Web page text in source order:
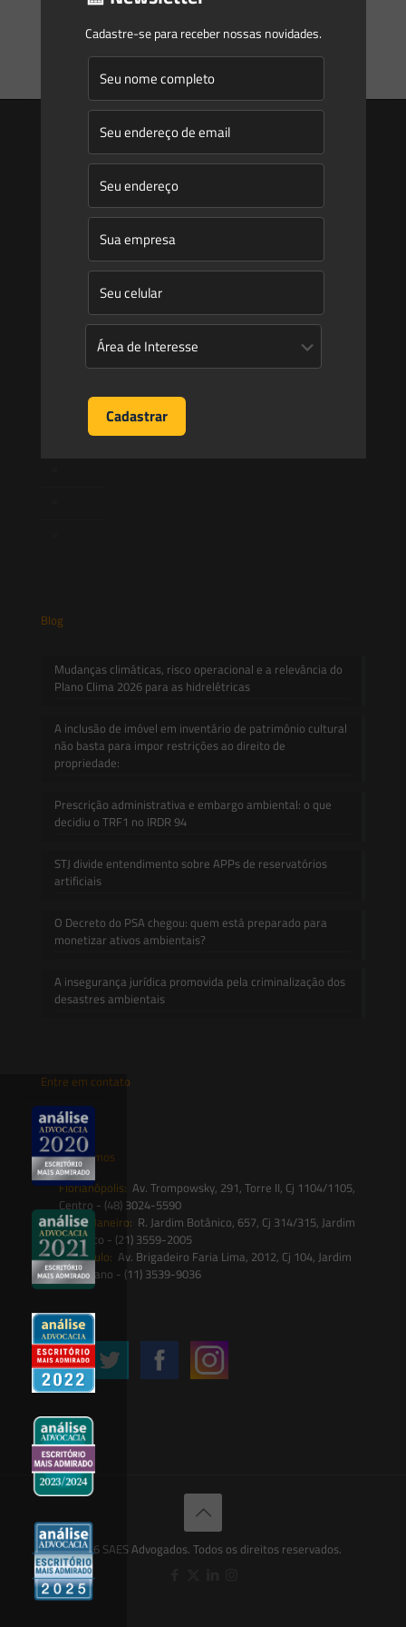
0 Read more
Quem Somos
Equipe
Newsletter
Publicações
Artigos
Blog
Mudanças climáticas, risco operacional e a relevância do
Plano Clima 2026 para as hidrelétricas
A inclusão de imóvel em inventário de patrimônio cultural
não basta para impor restrições ao direito de
propriedade:
Prescrição administrativa e embargo ambiental: o que
decidiu o TRF1 no IRDR 94
STJ divide entendimento sobre APPs de reservatórios
artificiais
O Decreto do PSA chegou: quem está preparado para
monetizar ativos ambientais?
A insegurança jurídica promovida pela criminalização dos
desastres ambientais
Entre em contato
contato@saesadvogados.com.br
Onde estamos
Florianópolis: Av. Trompowsky, 291, Torre II, Cj 1104/1105,
Centro - (48) 3024-5590
Rio de Janeiro: R. Jardim Botânico, 657, Cj 314/315, Jardim
Botânico - (21) 3559-2005
São Paulo: Av. Brigadeiro Faria Lima, 2012, Cj 104, Jardim
Paulistano - (11) 3539-9036
Siga-nos
© 2026 SAES Advogados. Todos os direitos reservados.
Cadastre-se para receber nossas novidades.